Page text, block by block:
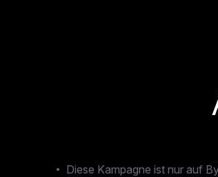
Diese Kampagne ist nur auf